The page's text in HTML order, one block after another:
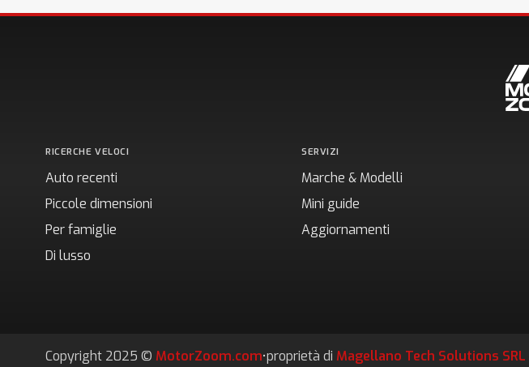
RICERCHE VELOCI
Auto recenti
Piccole dimensioni
Per famiglie
Di lusso
SERVIZI
Marche & Modelli
Mini guide
Aggiornamenti
Copyright 2025 © MotorZoom.com•proprietà di Magellano Tech Solutions SRL